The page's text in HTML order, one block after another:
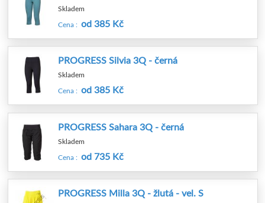
Skladem
Cena : od 385 Kč
PROGRESS Silvia 3Q - černá
Skladem
Cena : od 385 Kč
PROGRESS Sahara 3Q - černá
Skladem
Cena : od 735 Kč
PROGRESS Milla 3Q - žlutá - vel. S